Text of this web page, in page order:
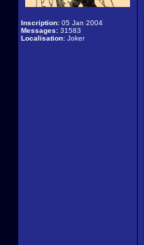
Inscription: 05 Jan 2004
Messages: 31583
Localisation: Joker